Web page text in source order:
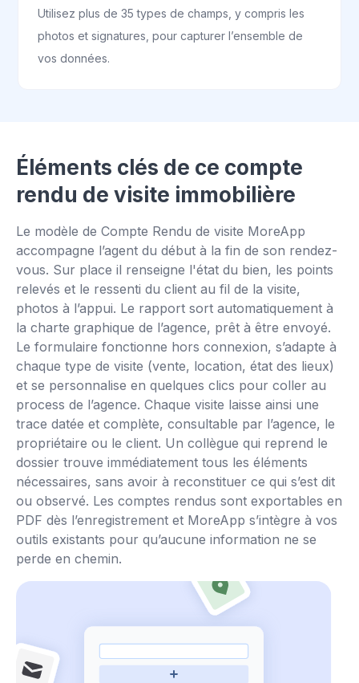
Utilisez plus de 35 types de champs, y compris les
photos et signatures, pour capturer l’ensemble de
vos données.
Éléments clés de ce compte
rendu de visite immobilière
Le modèle de Compte Rendu de visite MoreApp
accompagne l’agent du début à la fin de son rendez-
vous. Sur place il renseigne l'état du bien, les points
relevés et le ressenti du client au fil de la visite,
photos à l’appui. Le rapport sort automatiquement à
la charte graphique de l’agence, prêt à être envoyé.
Le formulaire fonctionne hors connexion, s’adapte à
chaque type de visite (vente, location, état des lieux)
et se personnalise en quelques clics pour coller au
process de l’agence. Chaque visite laisse ainsi une
trace datée et complète, consultable par l’agence, le
propriétaire ou le client. Un collègue qui reprend le
dossier trouve immédiatement tous les éléments
nécessaires, sans avoir à reconstituer ce qui s’est dit
ou observé. Les comptes rendus sont exportables en
PDF dès l’enregistrement et MoreApp s’intègre à vos
outils existants pour qu’aucune information ne se
perde en chemin.